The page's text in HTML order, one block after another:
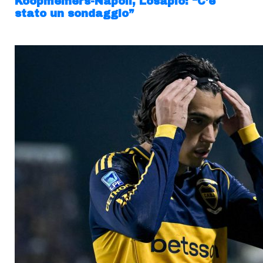
stato un sondaggio”